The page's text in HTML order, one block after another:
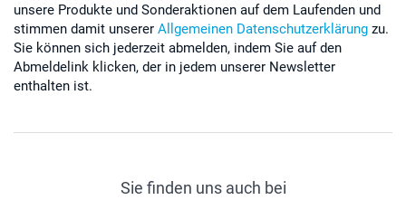
unsere Produkte und Sonderaktionen auf dem Laufenden und
stimmen damit unserer Allgemeinen Datenschutzerklärung zu.
Sie können sich jederzeit abmelden, indem Sie auf den
Abmeldelink klicken, der in jedem unserer Newsletter
enthalten ist.
Sie finden uns auch bei